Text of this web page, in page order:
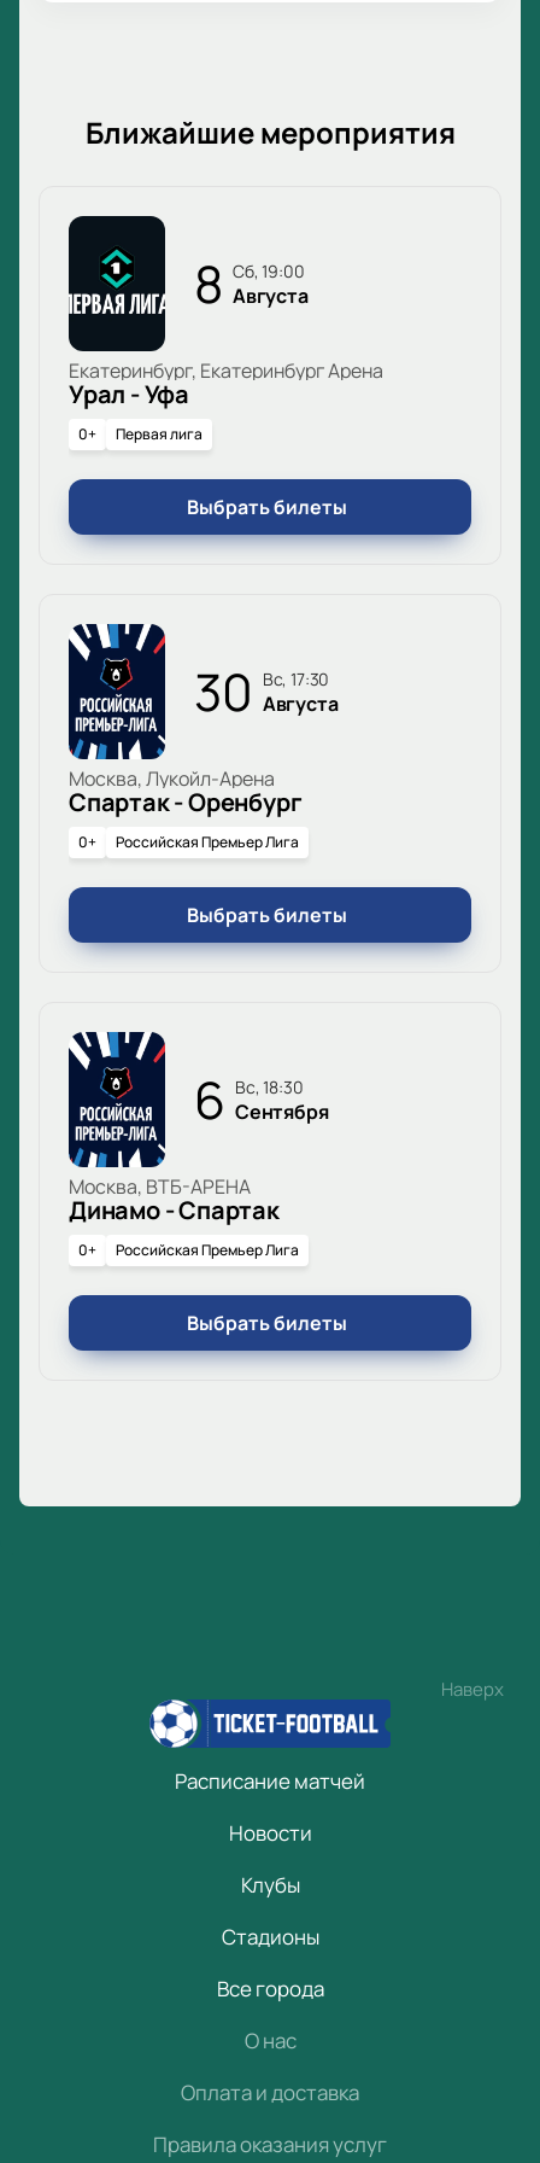
Ближайшие мероприятия
8 сб, 19:00
Августа
Екатеринбург, Екатеринбург Арена
Урал - Уфа
0+ Первая лига
Выбрать билеты
30 вс, 17:30
Августа
Москва, Лукойл-Арена
Спартак - Оренбург
0+ Российская Премьер Лига
Выбрать билеты
6 вс, 18:30
Сентября
Москва, ВТБ-АРЕНА
Динамо - Спартак
0+ Российская Премьер Лига
Выбрать билеты
Наверх
Расписание матчей
Новости
Клубы
Стадионы
Все города
О нас
Оплата и доставка
Правила оказания услуг